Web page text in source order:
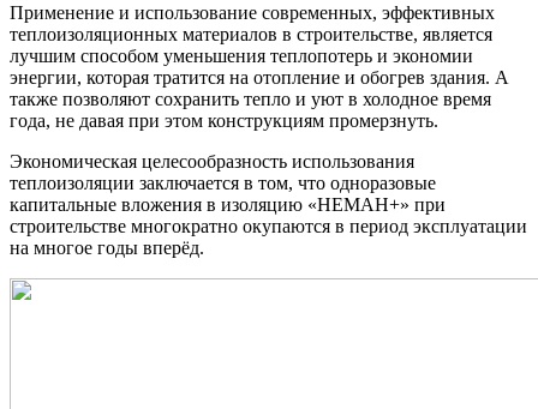
Применение и использование современных, эффективных
теплоизоляционных материалов в строительстве, является
лучшим способом уменьшения теплопотерь и экономии
энергии, которая тратится на отопление и обогрев здания. А
также позволяют сохранить тепло и уют в холодное время
года, не давая при этом конструкциям промерзнуть.
Экономическая целесообразность использования
теплоизоляции заключается в том, что одноразовые
капитальные вложения в изоляцию «НЕМАН+» при
строительстве многократно окупаются в период эксплуатации
на многое годы вперёд.